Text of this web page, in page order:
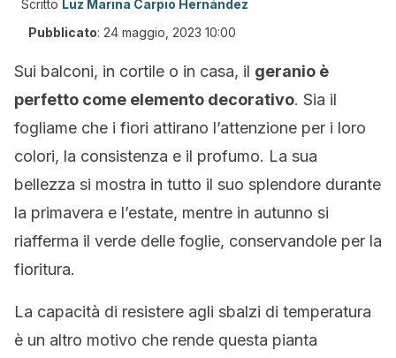
Scritto Luz Marina Carpio Hernández
Pubblicato: 24 maggio, 2023 10:00
Sui balconi, in cortile o in casa, il geranio è
perfetto come elemento decorativo. Sia il
fogliame che i fiori attirano l’attenzione per i loro
colori, la consistenza e il profumo. La sua
bellezza si mostra in tutto il suo splendore durante
la primavera e l’estate, mentre in autunno si
riafferma il verde delle foglie, conservandole per la
fioritura.
La capacità di resistere agli sbalzi di temperatura
è un altro motivo che rende questa pianta